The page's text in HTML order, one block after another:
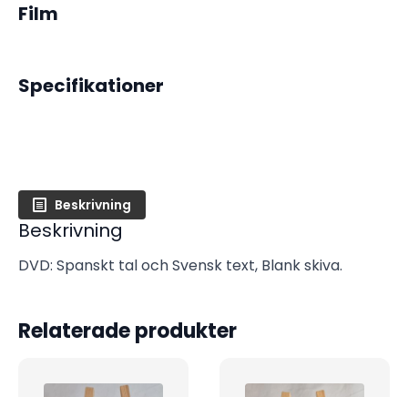
Film
Specifikationer
Beskrivning
Beskrivning
DVD: Spanskt tal och Svensk text, Blank skiva.
Relaterade produkter